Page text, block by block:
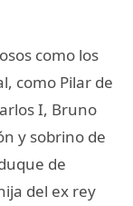
como los
como Pilar de
I, Bruno
y sobrino de
de
del ex rey